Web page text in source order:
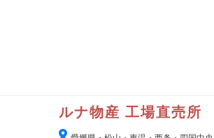
ルナ物産 工場直売所